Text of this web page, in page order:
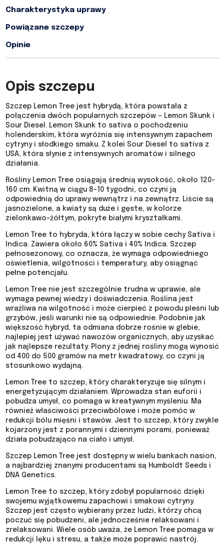
Charakterystyka uprawy
Powiązane szczepy
Opinie
Opis szczepu
Szczep Lemon Tree jest hybrydą, która powstała z
połączenia dwóch popularnych szczepów – Lemon Skunk i
Sour Diesel. Lemon Skunk to sativa o pochodzeniu
holenderskim, która wyróżnia się intensywnym zapachem
cytryny i słodkiego smaku. Z kolei Sour Diesel to sativa z
USA, która słynie z intensywnych aromatów i silnego
działania.
Rośliny Lemon Tree osiągają średnią wysokość, około 120-
160 cm. Kwitną w ciągu 8-10 tygodni, co czyni ją
odpowiednią do uprawy wewnątrz i na zewnątrz. Liście są
jasnozielone, a kwiaty są duże i gęste, w kolorze
zielonkawo-żółtym, pokryte białymi kryształkami.
Lemon Tree to hybryda, która łączy w sobie cechy Sativa i
Indica. Zawiera około 60% Sativa i 40% Indica. Szczep
pełnosezonowy, co oznacza, że wymaga odpowiedniego
oświetlenia, wilgotności i temperatury, aby osiągnąć
pełne potencjału.
Lemon Tree nie jest szczególnie trudna w uprawie, ale
wymaga pewnej wiedzy i doświadczenia. Roślina jest
wrażliwa na wilgotność i może cierpieć z powodu pleśni lub
grzybów, jeśli warunki nie są odpowiednie. Podobnie jak
większość hybryd, ta odmiana dobrze rośnie w glebie,
najlepiej jest używać nawozów organicznych, aby uzyskać
jak najlepsze rezultaty. Plony z jednej rośliny mogą wynosić
od 400 do 500 gramów na metr kwadratowy, co czyni ją
stosunkowo wydajną.
Lemon Tree to szczep, który charakteryzuje się silnym i
energetyzującym działaniem. Wprowadza stan euforii i
pobudza umysł, co pomaga w kreatywnym myśleniu. Ma
również właściwości przeciwbólowe i może pomóc w
redukcji bólu mięśni i stawów. Jest to szczep, który zwykle
kojarzony jest z porannymi i dziennymi porami, ponieważ
działa pobudzająco na ciało i umysł.
Szczep Lemon Tree jest dostępny w wielu bankach nasion,
a najbardziej znanymi producentami są Humboldt Seeds i
DNA Genetics.
Lemon Tree to szczep, który zdobył popularność dzięki
swojemu wyjątkowemu zapachowi i smakowi cytryny.
Szczep jest często wybierany przez ludzi, którzy chcą
poczuć się pobudzeni, ale jednocześnie relaksowani i
zrelaksowani. Wiele osób uważa, że Lemon Tree pomaga w
redukcji lęku i stresu, a także może poprawić nastrój.